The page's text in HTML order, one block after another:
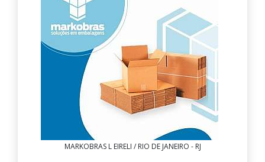
MARKOBRAS L EIRELI / RIO DE JANEIRO - RJ